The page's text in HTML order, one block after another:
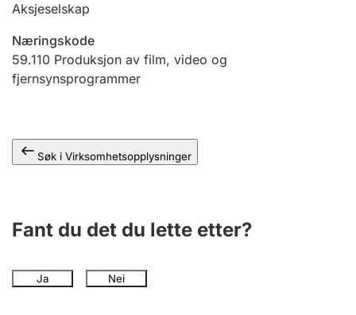
Offentlig sektor
Aksjeselskap
Næringskode
59.110 Produksjon av film, video og
fjernsynsprogrammer
Søk i Virksomhetsopplysninger
Fant du det du lette etter?
Ja Nei